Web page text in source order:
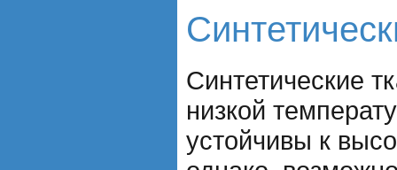
Синтетические
низкой
устойчивы к